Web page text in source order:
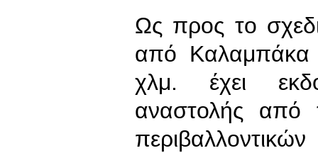
Ως προς το
από Καλαμπάκα
χλμ. έχει
αναστολής